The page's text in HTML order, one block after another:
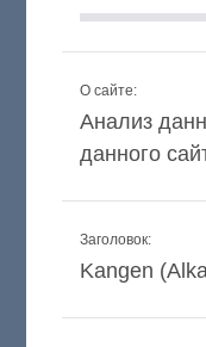
О сайте:
Анализ
данного
Заголовок:
Kangen